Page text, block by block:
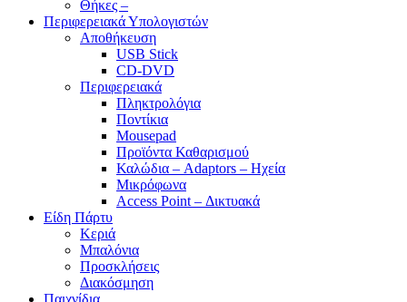
Θήκες –
Περιφερειακά Υπολογιστών
Αποθήκευση
USB Stick
CD-DVD
Περιφερειακά
Πληκτρολόγια
Ποντίκια
Mousepad
Προϊόντα Καθαρισμού
Καλώδια – Adaptors – Ηχεία
Μικρόφωνα
Access Point – Δικτυακά
Είδη Πάρτυ
Κεριά
Μπαλόνια
Προσκλήσεις
Διακόσμηση
Παιχνίδια